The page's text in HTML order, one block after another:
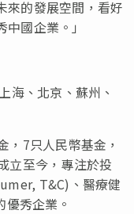
來的發展空間，看好
國企業。」
海、北京、蘇州、
，7只人民幣基金，
立至今，專注於投
T&C)、醫療健
秀企業。